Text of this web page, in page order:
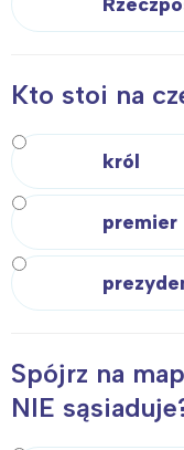
Kto stoi na
król
premier
Spójrz na
NIE